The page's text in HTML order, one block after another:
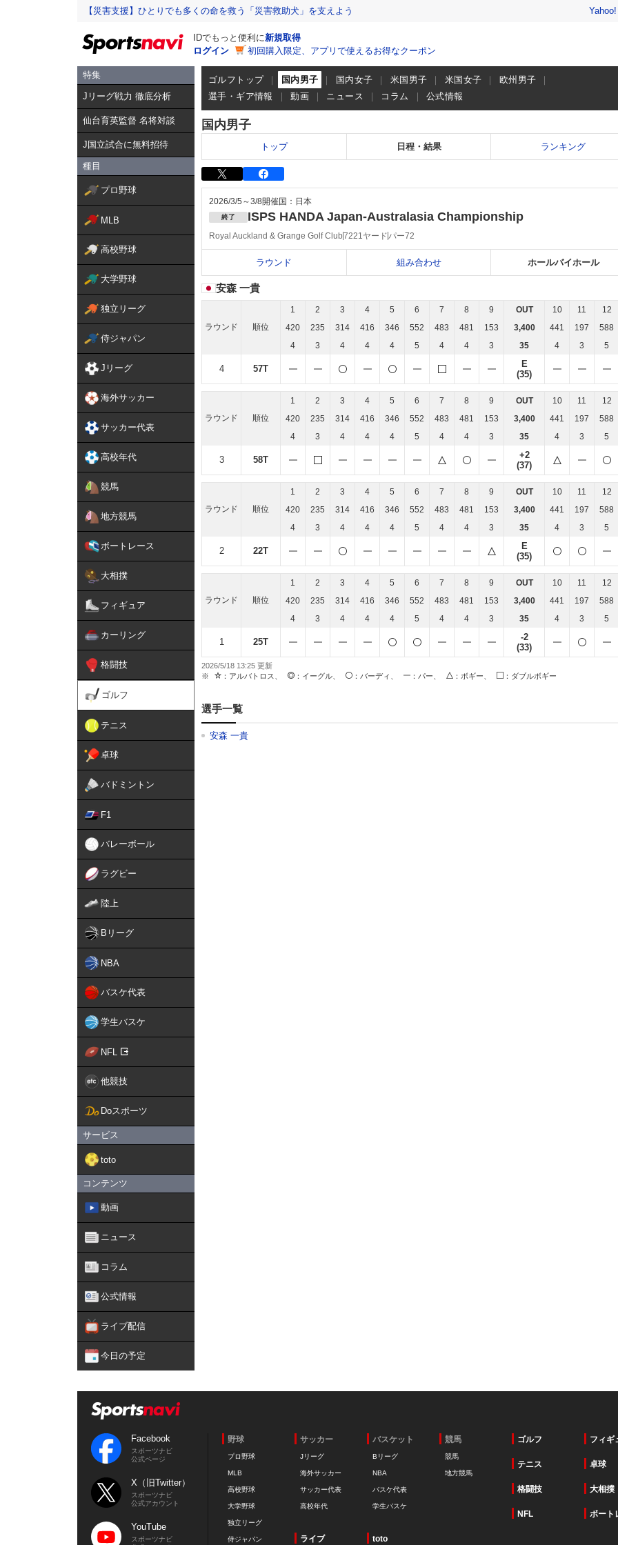
【災害支援】ひとりでも多くの命を救う「災害救助犬」を支えよう
IDでもっと便利に新規取得
ログイン
初回購入限定、アプリで使えるお得なクーポン
特集
Jリーグ戦力 徹底分析
仙台育英監督 名将対談
J国立試合に無料招待
種目
プロ野球
MLB
高校野球
大学野球
独立リーグ
侍ジャパン
Jリーグ
海外サッカー
サッカー代表
高校年代
競馬
地方競馬
ボートレース
大相撲
フィギュア
カーリング
格闘技
ゴルフ
テニス
卓球
バドミントン
F1
バレーボール
ラグビー
陸上
Bリーグ
NBA
バスケ代表
学生バスケ
NFL
他競技
Doスポーツ
サービス
toto
コンテンツ
動画
ニュース
コラム
公式情報
ライブ配信
今日の予定
ゴルフトップ 国内男子 国内女子 米国男子 米国女子
欧州男子
選手・ギア情報
動画 ニュース コラム 公式情報
国内男子
トップ 日程・結果 ランキング
2026/3/5～3/8開催国：日本
終了 ISPS HANDA Japan-Australasia Championship
Royal Auckland & Grange Golf Club7221ヤードパー72
ラウンド 組み合わせ ホールバイホール
安森 一貴
ラウンド 順位
1 2 3 4 5 6 7 8 9 OUT 10 11 12
420
235 314 416 346 552 483 481 153 3,400 441 197 588
4
3 4 4 4 5 4 4 3 35 4 3 5
4 57T
E
(35)
ラウンド 順位
1 2 3 4 5 6 7 8 9 OUT 10 11 12
420
235 314 416 346 552 483 481 153 3,400 441 197 588
4
3 4 4 4 5 4 4 3 35 4 3 5
3 58T
+2
(37)
ラウンド 順位
1 2 3 4 5 6 7 8 9 OUT 10 11 12
420
235 314 416 346 552 483 481 153 3,400 441 197 588
4
3 4 4 4 5 4 4 3 35 4 3 5
2 22T
E
(35)
ラウンド 順位
1 2 3 4 5 6 7 8 9 OUT 10 11 12
420
235 314 416 346 552 483 481 153 3,400 441 197 588
4
3 4 4 4 5 4 4 3 35 4 3 5
1 25T
-2
(33)
2026/5/18 13:25
：アルバトロス、
：イーグル、 ：バーディ、 ：パー、 ：ボギー、 ：ダブルボギー
選手一覧
安森 一貴
Facebook
スポーツナビ
公式ページ
X（旧Twitter）
スポーツナビ
公式アカウント
YouTube
スポーツナビ
野球
プロ野球
MLB
高校野球
大学野球
独立リーグ
侍ジャパン
サッカー
Jリーグ
海外サッカー
サッカー代表
高校年代
バスケット
Bリーグ
NBA
バスケ代表
学生バスケ
競馬
競馬
地方競馬
ゴルフ フィギ
テニス 卓球
格闘技 大相撲
NFL ボート
ライブ toto